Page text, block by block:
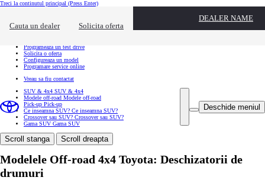
Treci la continutul principal (Press Enter)
Cauta un dealer Solicita oferta
DEALER NAME
Ai nevoie de informatii suplimentare? Click pentru a inchide suprapunerea de contact
Programeaza un test drive
Solicita o oferta
Configureaza un model
Programare service online
Vreau sa fiu contactat
Deschide meniul
SUV & 4x4 SUV & 4x4
Modele off-road Modele off-road
Pick-up Pick-up
Ce inseamna SUV? Ce inseamna SUV?
Crossover sau SUV? Crossover sau SUV?
Gama SUV Gama SUV
Scroll stanga Scroll dreapta
Modelele Off-road 4x4 Toyota: Deschizatorii de
drumuri